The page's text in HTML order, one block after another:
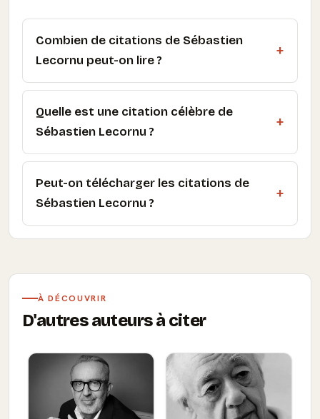
Combien de citations de Sébastien
Lecornu peut-on lire ?
Quelle est une citation célèbre de
Sébastien Lecornu ?
Peut-on télécharger les citations de
Sébastien Lecornu ?
À DÉCOUVRIR
D'autres auteurs à citer